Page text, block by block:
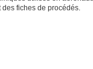
fiches de procédés.